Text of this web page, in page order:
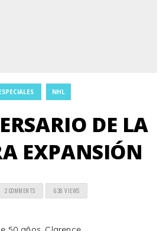
NHL
DE LA
EXPANSIÓN
2 COMMENTS 638 VIEWS